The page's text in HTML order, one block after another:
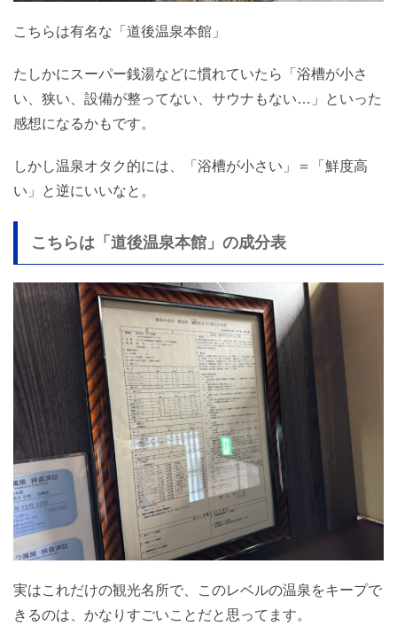
こちらは有名な「道後温泉本館」
たしかにスーパー銭湯などに慣れていたら「浴槽が小さ
い、狭い、設備が整ってない、サウナもない…」といった
感想になるかもです。
しかし温泉オタク的には、「浴槽が小さい」＝「鮮度高
い」と逆にいいなと。
こちらは「道後温泉本館」の成分表
実はこれだけの観光名所で、このレベルの温泉をキープで
きるのは、かなりすごいことだと思ってます。